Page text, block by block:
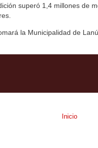
superó 1,4 millones de
la Municipalidad de
Inicio